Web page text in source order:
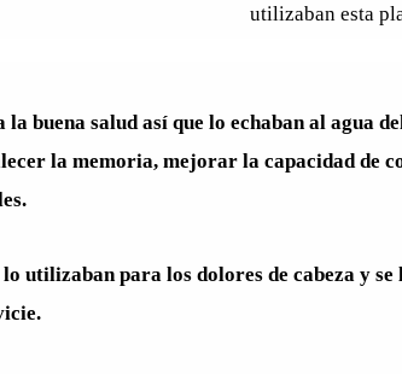
utilizaban esta
la buena salud así que lo echaban al agua
la memoria, mejorar la capacidad de
utilizaban para los dolores de cabeza y se